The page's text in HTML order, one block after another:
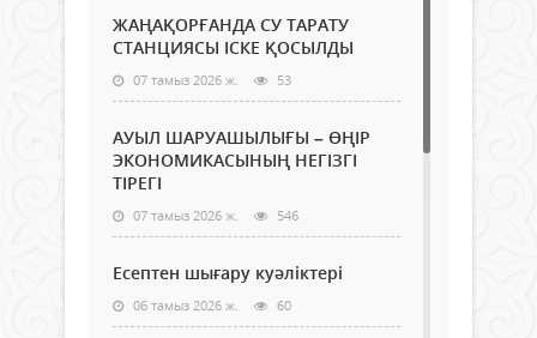
ЖАҢАҚОРҒАНДА СУ ТАРАТУ
СТАНЦИЯСЫ ІСКЕ ҚОСЫЛДЫ
07 тамыз 2026 ж. 53
АУЫЛ ШАРУАШЫЛЫҒЫ – ӨҢІР
ЭКОНОМИКАСЫНЫҢ НЕГІЗГІ
ТІРЕГІ
07 тамыз 2026 ж. 546
Есептен шығару куәліктері
06 тамыз 2026 ж. 60